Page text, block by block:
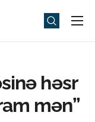
həsr
mən”